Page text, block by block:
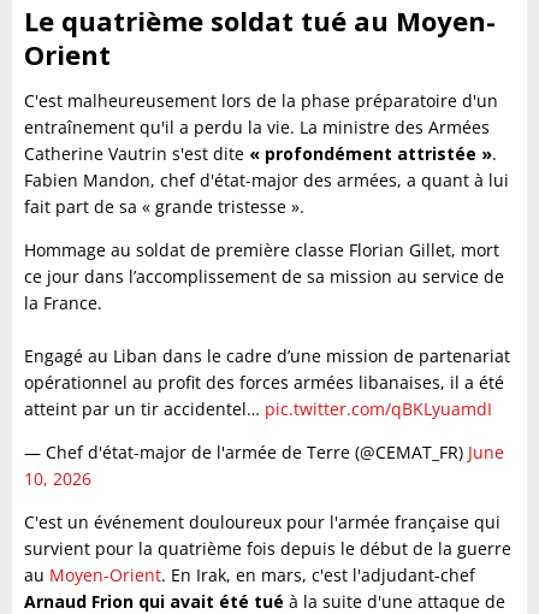
Le quatrième soldat tué au Moyen-
Orient
C'est malheureusement lors de la phase préparatoire d'un
entraînement qu'il a perdu la vie. La ministre des Armées
Catherine Vautrin s'est dite « profondément attristée ».
Fabien Mandon, chef d'état-major des armées, a quant à lui
fait part de sa « grande tristesse ».
Hommage au soldat de première classe Florian Gillet, mort
ce jour dans l’accomplissement de sa mission au service de
la France.
Engagé au Liban dans le cadre d’une mission de partenariat
opérationnel au profit des forces armées libanaises, il a été
atteint par un tir accidentel… pic.twitter.com/qBKLyuamdI
— Chef d'état-major de l'armée de Terre (@CEMAT_FR) June
10, 2026
C'est un événement douloureux pour l'armée française qui
survient pour la quatrième fois depuis le début de la guerre
au Moyen-Orient. En Irak, en mars, c'est l'adjudant-chef
Arnaud Frion qui avait été tué à la suite d'une attaque de